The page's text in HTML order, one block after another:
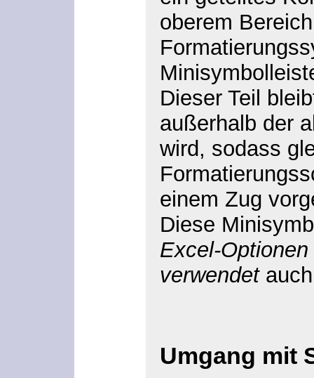
oberem
Dieser Teil
außerhalb der
wird, sodass
einem Zug
Diese
Excel-Optionen
verwendetauch
Umgang mit